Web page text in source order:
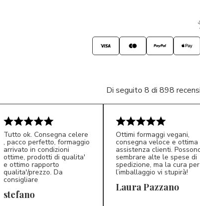
Di seguito 8 di 898
S*
Tutto ok. Consegna celere
, pacco perfetto, formaggio
arrivato in condizioni
ottime, prodotti di qualita'
e ottimo rapporto
qualita'/prezzo. Da
consigliare
stefano LP 5/5
Ottimi formaggi vegani,
consegna veloce e ottima
assistenza clienti.
sembrare alte le spese di
spedizione, ma la cura per
l’imballaggio vi stupirà!
Laura Pazzano